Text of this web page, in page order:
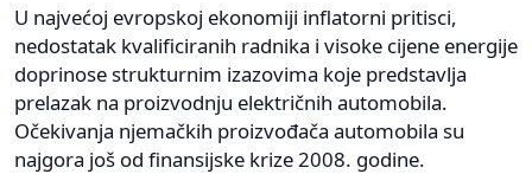
U najvećoj evropskoj ekonomiji inflatorni pritisci,
nedostatak kvalificiranih radnika i visoke cijene energije
doprinose strukturnim izazovima koje predstavlja
prelazak na proizvodnju električnih automobila.
Očekivanja njemačkih proizvođača automobila su
najgora još od finansijske krize 2008. godine.